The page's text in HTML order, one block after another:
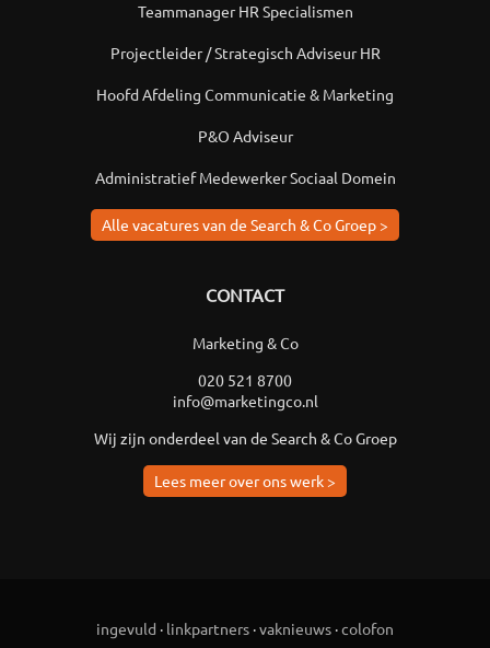
Teammanager HR Specialismen
Projectleider / Strategisch Adviseur HR
Hoofd Afdeling Communicatie & Marketing
P&O Adviseur
Administratief Medewerker Sociaal Domein
Alle vacatures van de Search & Co Groep >
CONTACT
Marketing & Co
020 521 8700
info@marketingco.nl
Wij zijn onderdeel van de Search & Co Groep
Lees meer over ons werk >
ingevuld · linkpartners ·vaknieuws ·colofon